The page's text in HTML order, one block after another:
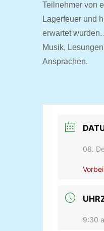
Teilnehmer von
Lagerfeuer und
erwartet
Musik,
Ansprachen.
08.
9:30